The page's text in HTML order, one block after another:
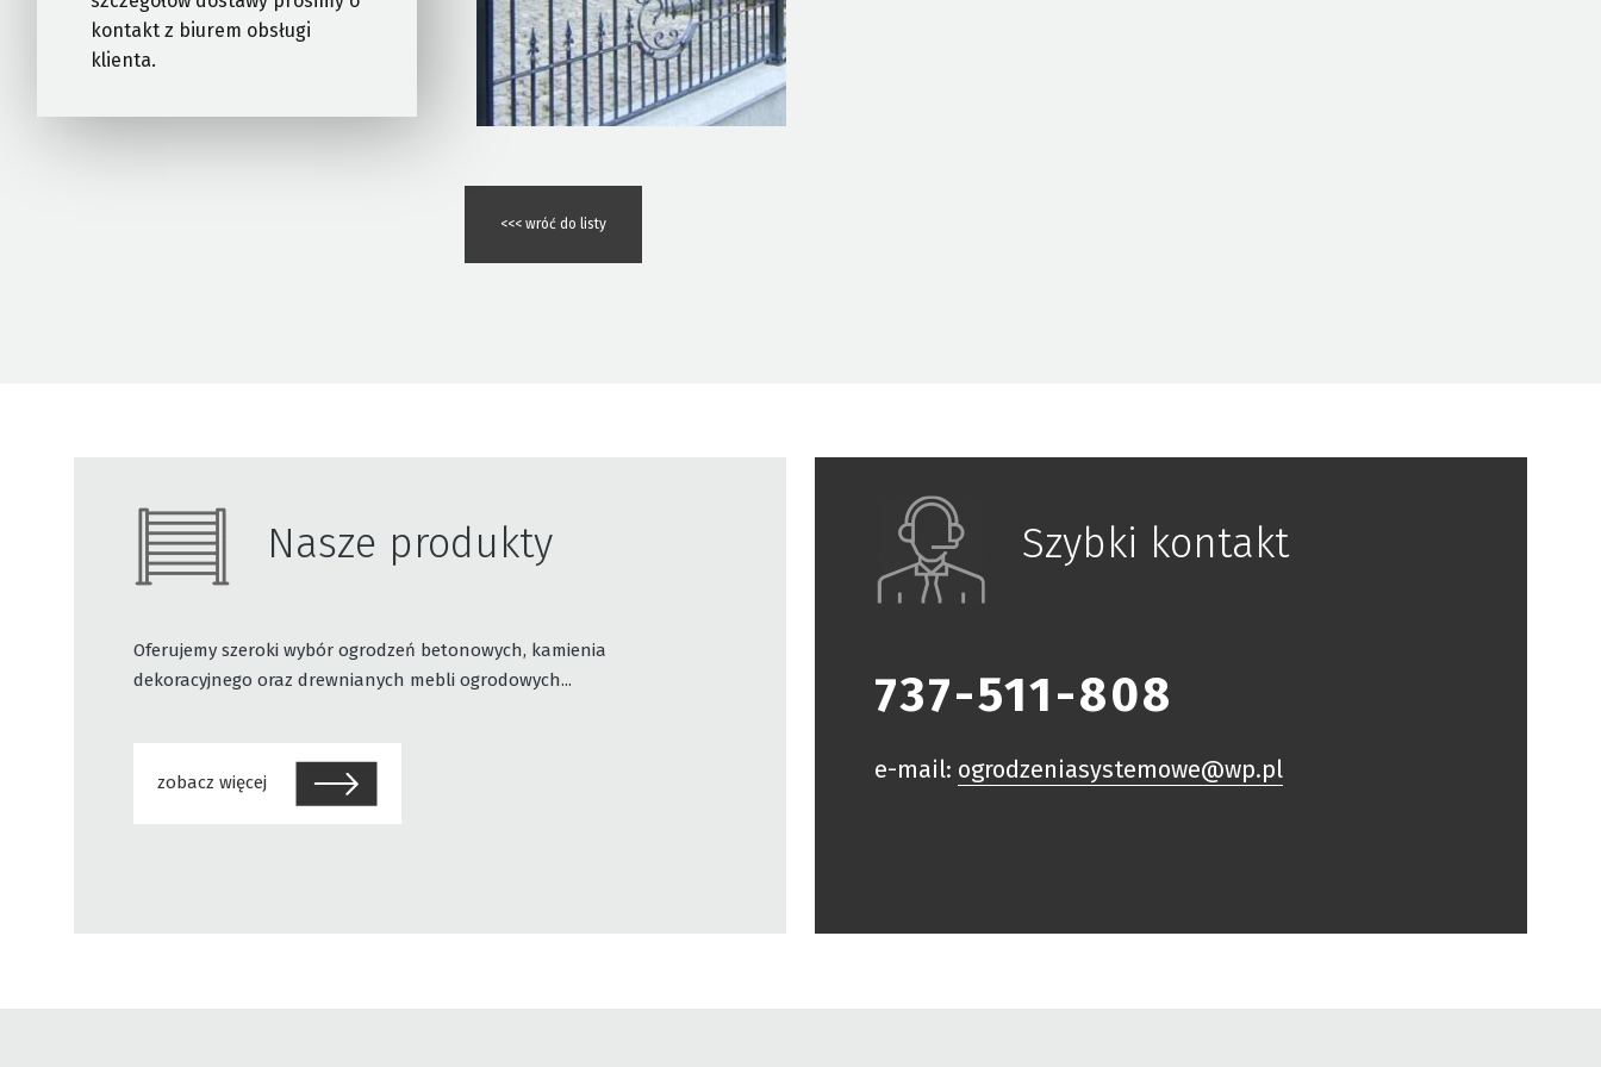
kontakt z biurem obsługi
klienta.
<<< wróć do listy
Nasze produkty
Oferujemy szeroki wybór ogrodzeń betonowych, kamienia
dekoracyjnego oraz drewnianych mebli ogrodowych...
zobacz więcej
Szybki kontakt
737-511-808
e-mail: ogrodzeniasystemowe@wp.pl